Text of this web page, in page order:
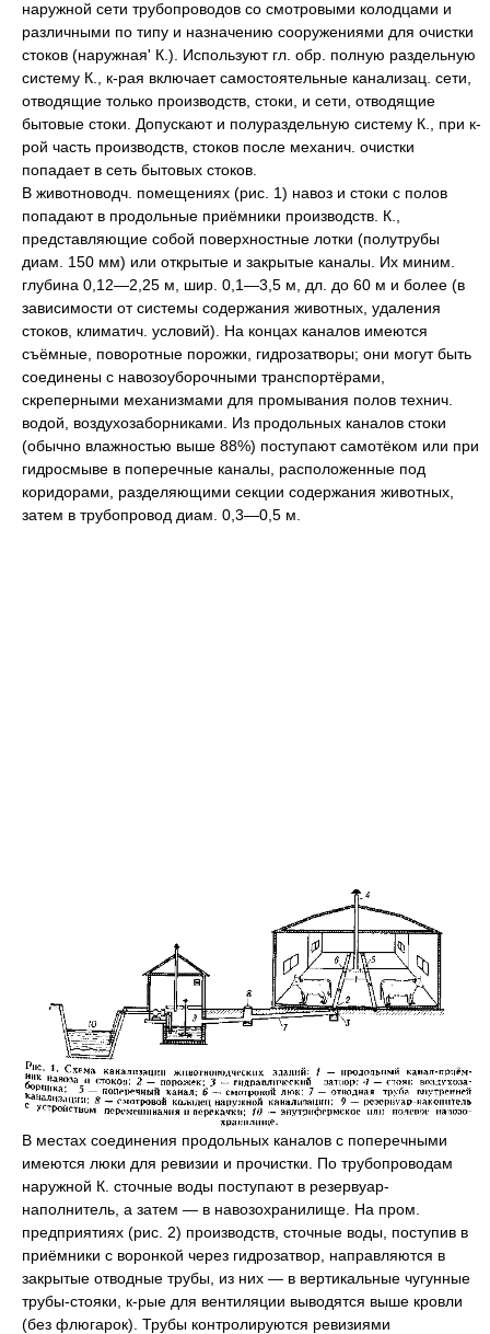
наружной сети трубопроводов со смотровыми колодцами и
различными по типу и назначению сооружениями для очистки
стоков (наружная' К.). Используют гл. обр. полную раздельную
систему К., к-рая включает самостоятельные канализац. сети,
отводящие только производств, стоки, и сети, отводящие
бытовые стоки. Допускают и полураздельную систему К., при к-
рой часть производств, стоков после механич. очистки
попадает в сеть бытовых стоков.
В животноводч. помещениях (рис. 1) навоз и стоки с полов
попадают в продольные приёмники производств. К.,
представляющие собой поверхностные лотки (полутрубы
диам. 150 мм) или открытые и закрытые каналы. Их миним.
глубина 0,12—2,25 м, шир. 0,1—3,5 м, дл. до 60 м и более (в
зависимости от системы содержания животных, удаления
стоков, климатич. условий). На концах каналов имеются
съёмные, поворотные порожки, гидрозатворы; они могут быть
соединены с навозоуборочными транспортёрами,
скреперными механизмами для промывания полов технич.
водой, воздухозаборниками. Из продольных каналов стоки
(обычно влажностью выше 88%) поступают самотёком или при
гидросмыве в поперечные каналы, расположенные под
коридорами, разделяющими секции содержания животных,
затем в трубопровод диам. 0,3—0,5 м.
В местах соединения продольных каналов с поперечными
имеются люки для ревизии и прочистки. По трубопроводам
наружной К. сточные воды поступают в резервуар-
наполнитель, а затем — в навозохранилище. На пром.
предприятиях (рис. 2) производств, сточные воды, поступив в
приёмники с воронкой через гидрозатвор, направляются в
закрытые отводные трубы, из них — в вертикальные чугунные
трубы-стояки, к-рые для вентиляции выводятся выше кровли
(без флюгарок). Трубы контролируются ревизиями